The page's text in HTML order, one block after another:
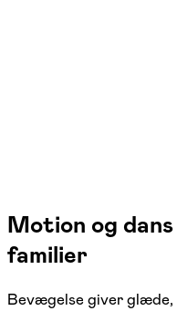
Motion og dans
familier
Bevægelse giver glæde,